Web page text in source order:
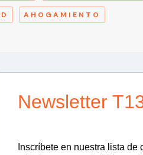
AHOGAMIENTO
Newsletter
Inscríbete en nuestra lista